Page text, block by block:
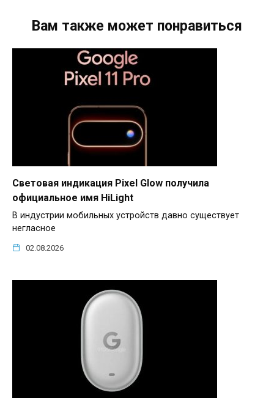
Вам также может понравиться
Световая индикация Pixel Glow получила
официальное имя HiLight
В индустрии мобильных устройств давно существует
негласное
02.08.2026